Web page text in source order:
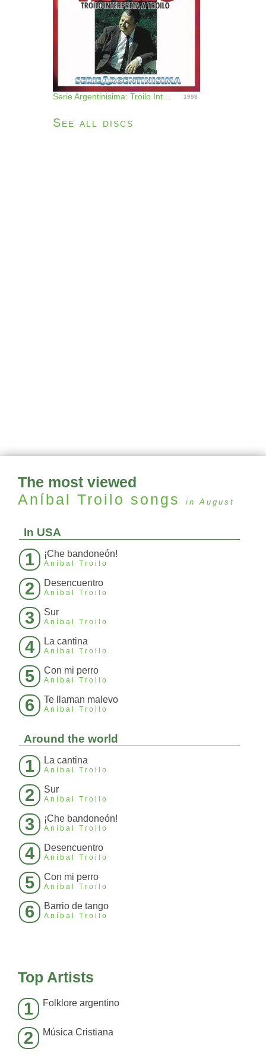
1998
See all discs
The most viewed
Aníbal Troilo songs in August
In USA
1 ¡Che bandoneón!
Aníbal Troilo
2 Desencuentro
Aníbal Troilo
3 Sur
Aníbal Troilo
4 La cantina
Aníbal Troilo
5 Con mi perro
Aníbal Troilo
6 Te llaman malevo
Aníbal Troilo
Around the world
1 La cantina
Aníbal Troilo
2 Sur
Aníbal Troilo
3 ¡Che bandoneón!
Aníbal Troilo
4 Desencuentro
Aníbal Troilo
5 Con mi perro
Aníbal Troilo
6 Barrio de tango
Aníbal Troilo
Top Artists
1 Folklore argentino
2 Música Cristiana